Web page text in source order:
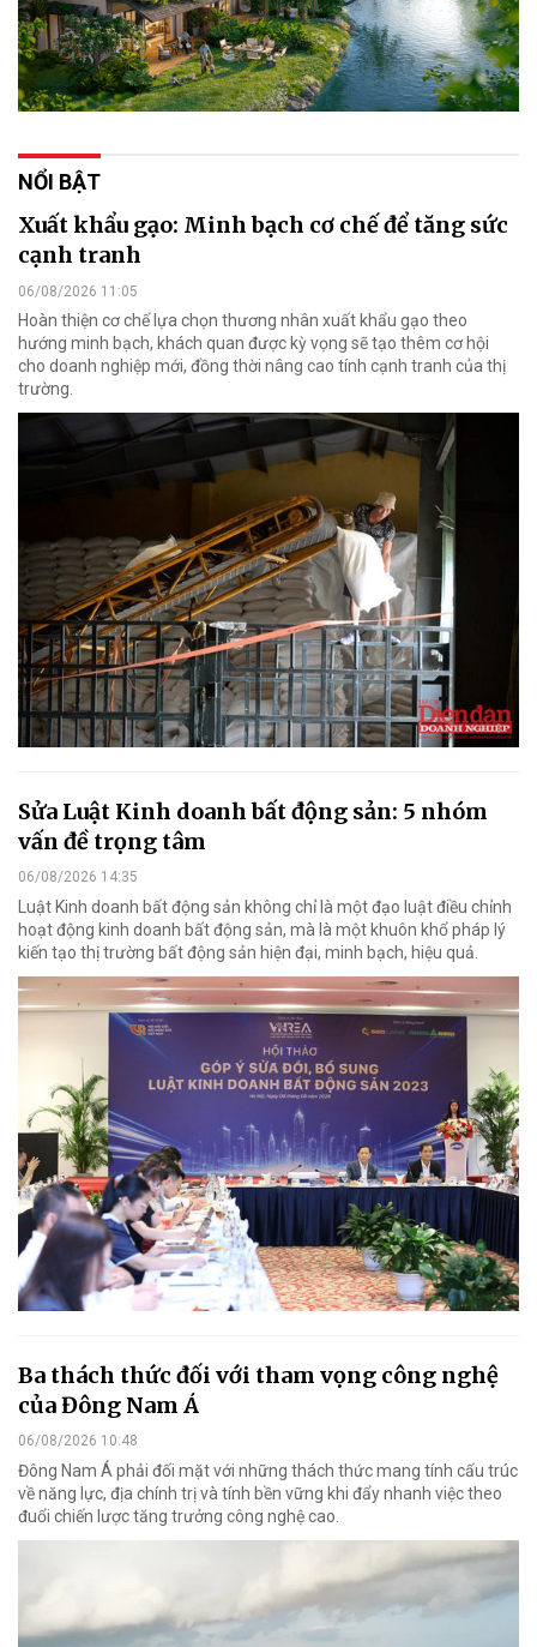
NỔI BẬT
Xuất khẩu gạo: Minh bạch cơ chế để tăng sức
cạnh tranh
06/08/2026 11:05
Hoàn thiện cơ chế lựa chọn thương nhân xuất khẩu gạo theo
hướng minh bạch, khách quan được kỳ vọng sẽ tạo thêm cơ hội
cho doanh nghiệp mới, đồng thời nâng cao tính cạnh tranh của thị
trường.
Sửa Luật Kinh doanh bất động sản: 5 nhóm
vấn đề trọng tâm
06/08/2026 14:35
Luật Kinh doanh bất động sản không chỉ là một đạo luật điều chỉnh
hoạt động kinh doanh bất động sản, mà là một khuôn khổ pháp lý
kiến tạo thị trường bất động sản hiện đại, minh bạch, hiệu quả.
Ba thách thức đối với tham vọng công nghệ
của Đông Nam Á
06/08/2026 10:48
Đông Nam Á phải đối mặt với những thách thức mang tính cấu trúc
về năng lực, địa chính trị và tính bền vững khi đẩy nhanh việc theo
đuổi chiến lược tăng trưởng công nghệ cao.